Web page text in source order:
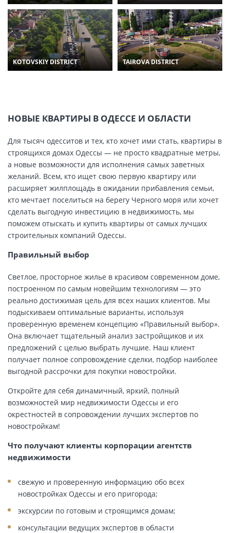
KOTOVSKIY DISTRICT TAIROVA DISTRICT
НОВЫЕ КВАРТИРЫ В ОДЕССЕ И ОБЛАСТИ
Для тысяч одесситов и тех, кто хочет ими стать, квартиры в
строящихся домах Одессы — не просто квадратные метры,
а новые возможности для исполнения самых заветных
желаний. Всем, кто ищет свою первую квартиру или
расширяет жилплощадь в ожидании прибавления семьи,
кто мечтает поселиться на берегу Черного моря или хочет
сделать выгодную инвестицию в недвижимость, мы
поможем отыскать и купить квартиры от самых лучших
строительных компаний Одессы.
Правильный выбор
Светлое, просторное жилье в красивом современном доме,
построенном по самым новейшим технологиям — это
реально достижимая цель для всех наших клиентов. Мы
подыскиваем оптимальные варианты, используя
проверенную временем концепцию «Правильный выбор».
Она включает тщательный анализ застройщиков и их
предложений с целью выбрать лучшие. Наш клиент
получает полное сопровождение сделки, подбор наиболее
выгодной рассрочки для покупки новостройки.
Откройте для себя динамичный, яркий, полный
возможностей мир недвижимости Одессы и его
окрестностей в сопровождении лучших экспертов по
новостройкам!
Что получают клиенты корпорации агентств
недвижимости
свежую и проверенную информацию обо всех
новостройках Одессы и его пригорода;
экскурсии по готовым и строящимся домам;
консультации ведущих экспертов в области